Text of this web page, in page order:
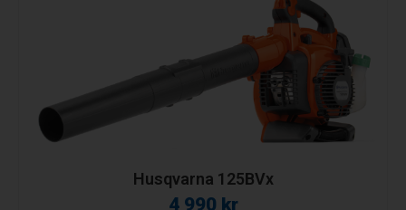
Husqvarna 125BVx
4 990 kr